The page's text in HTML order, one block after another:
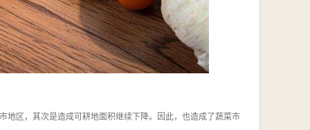
地区，其次是造成可耕地面积继续下降。因此，也造成了蔬菜市